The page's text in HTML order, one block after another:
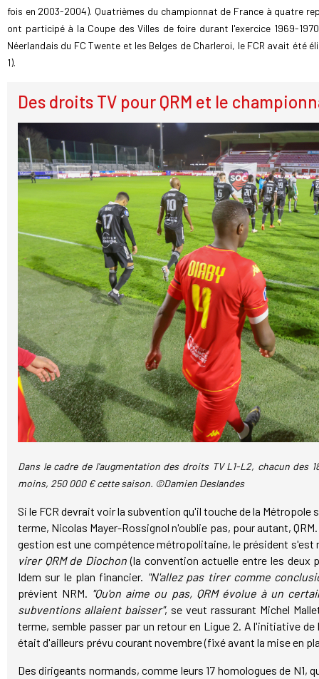
fois en 2003-2004). Quatrièmes du championnat de France à quatre
ont participé à la Coupe des Villes de foire durant l'exercice 1969-
Néerlandais du FC Twente et les Belges de Charleroi, le FCR avait été
1).
Des droits TV pour QRM et le
Dans le cadre de l'augmentation des droits TV L1-L2, chacun des
moins, 250 000 € cette saison. ©Damien Deslandes
Si le FCR devrait voir la subvention qu'il touche de la Métropole
terme, Nicolas Mayer-Rossignol n'oublie pas, pour autant,
gestion est une compétence métropolitaine, le président s'est
virer QRM de Diochon(la convention actuelle entre les deux
Idem sur le plan financier. "N'allez pas tirer comme
prévient NRM. "Qu'on aime ou pas, QRM évolue à un
subventions allaient baisser", se veut rassurant Michel
terme, semble passer par un retour en Ligue 2. A l'initiative
était d'ailleurs prévu courant novembre (fixé avant la mise en
Des dirigeants normands, comme leurs 17 homologues de N1,